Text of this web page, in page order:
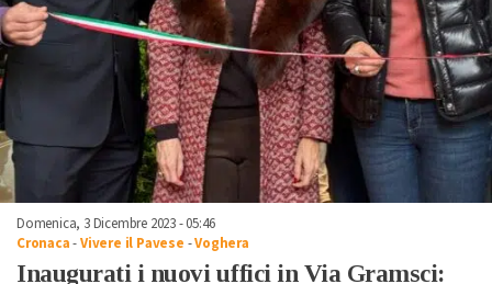
Domenica, 3 Dicembre 2023 - 05:46
Cronaca-Vivere il Pavese -Voghera
Inaugurati i nuovi uffici in Via Gramsci: